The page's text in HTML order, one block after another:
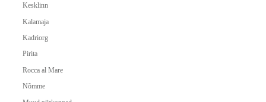
Kesklinn
Kalamaja
Kadriorg
Pirita
Rocca al Mare
Nõmme